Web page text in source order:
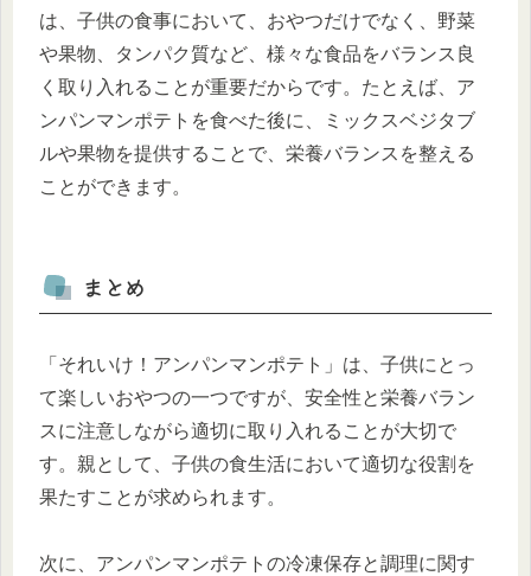
は、子供の食事において、おやつだけでなく、野菜
や果物、タンパク質など、様々な食品をバランス良
く取り入れることが重要だからです。たとえば、ア
ンパンマンポテトを食べた後に、ミックスベジタブ
ルや果物を提供することで、栄養バランスを整える
ことができます。
まとめ
「それいけ！アンパンマンポテト」は、子供にとっ
て楽しいおやつの一つですが、安全性と栄養バラン
スに注意しながら適切に取り入れることが大切で
す。親として、子供の食生活において適切な役割を
果たすことが求められます。
次に、アンパンマンポテトの冷凍保存と調理に関す